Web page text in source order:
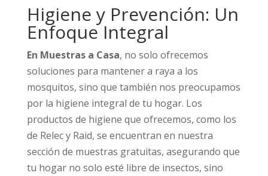
Higiene y Prevención: Un
Enfoque Integral
En Muestras a Casa, no solo ofrecemos
soluciones para mantener a raya a los
mosquitos, sino que también nos preocupamos
por la higiene integral de tu hogar. Los
productos de higiene que ofrecemos, como los
de Relec y Raid, se encuentran en nuestra
sección de muestras gratuitas, asegurando que
tu hogar no solo esté libre de insectos, sino